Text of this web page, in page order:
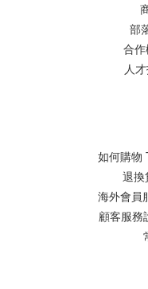
部
合
人
如何購物
退換
海外會員
顧客服務